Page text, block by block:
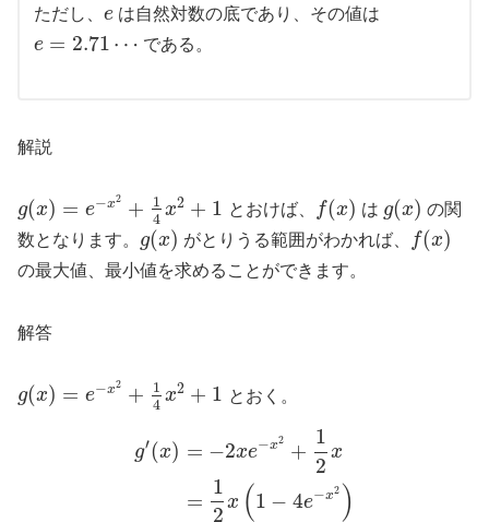
ただし、 eは自然対数の底であり、その値は
e = 2.71 ⋯ である。
解説
g(x) = e−x2 +
1
4 x2 + 1 とおけば、 f(x) は g(x) の関
数となります。 g(x) がとりうる範囲がわかれば、 f(x)
の最大値、最小値を求めることができます。
解答
g(x) = e−x2 +
1
4 x2 + 1 とおく。
g′(x) = −2xe−x2 +
1
2
x
=
1
2
x (1 − 4e−x2 )